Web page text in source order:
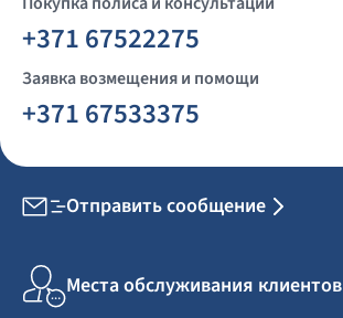
+371 67522275
Заявка возмещения и помощи
+371 67533375
Отправить сообщение
Места обслуживания клиентов